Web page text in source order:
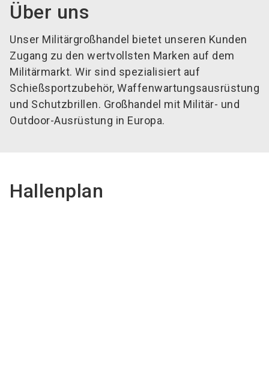
Über uns
Unser Militärgroßhandel bietet unseren Kunden
Zugang zu den wertvollsten Marken auf dem
Militärmarkt. Wir sind spezialisiert auf
Schießsportzubehör, Waffenwartungsausrüstung
und Schutzbrillen. Großhandel mit Militär- und
Outdoor-Ausrüstung in Europa.
Hallenplan